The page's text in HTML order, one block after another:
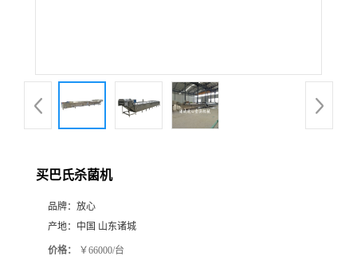
买巴氏杀菌机
品牌： 放心
产地： 中国 山东诸城
价格： ￥66000/台